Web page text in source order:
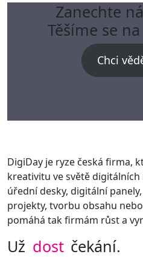
Zanechte
Těšíme se
Chci
DigiDay je ryze česká firma,
kreativitu ve světě digitálních
úřední desky, digitální
projekty, tvorbu obsahu
pomáhá tak firmám růst a
Už dost čekání.